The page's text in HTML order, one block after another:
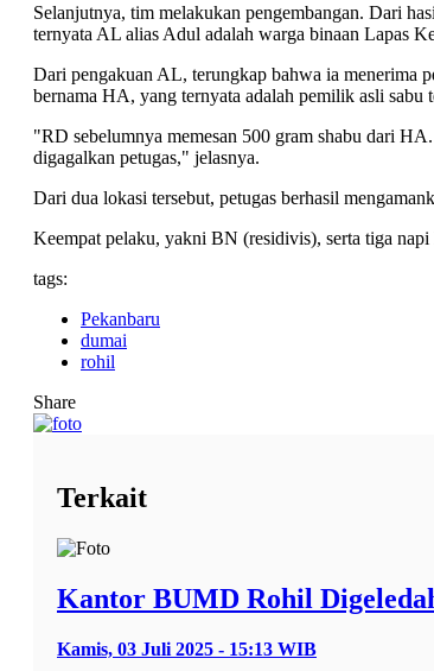
Selanjutnya, tim melakukan pengembangan. Dari
ternyata AL alias Adul adalah warga binaan Lapas
Dari pengakuan AL, terungkap bahwa ia menerima
bernama HA, yang ternyata adalah pemilik asli sabu
"RD sebelumnya memesan 500 gram shabu dari
digagalkan petugas," jelasnya.
Dari dua lokasi tersebut, petugas berhasil
Keempat pelaku, yakni BN (residivis), serta tiga
tags:
Pekanbaru
dumai
rohil
Share
Terkait
Kantor BUMD Rohil
Kamis, 03 Juli 2025 - 15:13 WIB